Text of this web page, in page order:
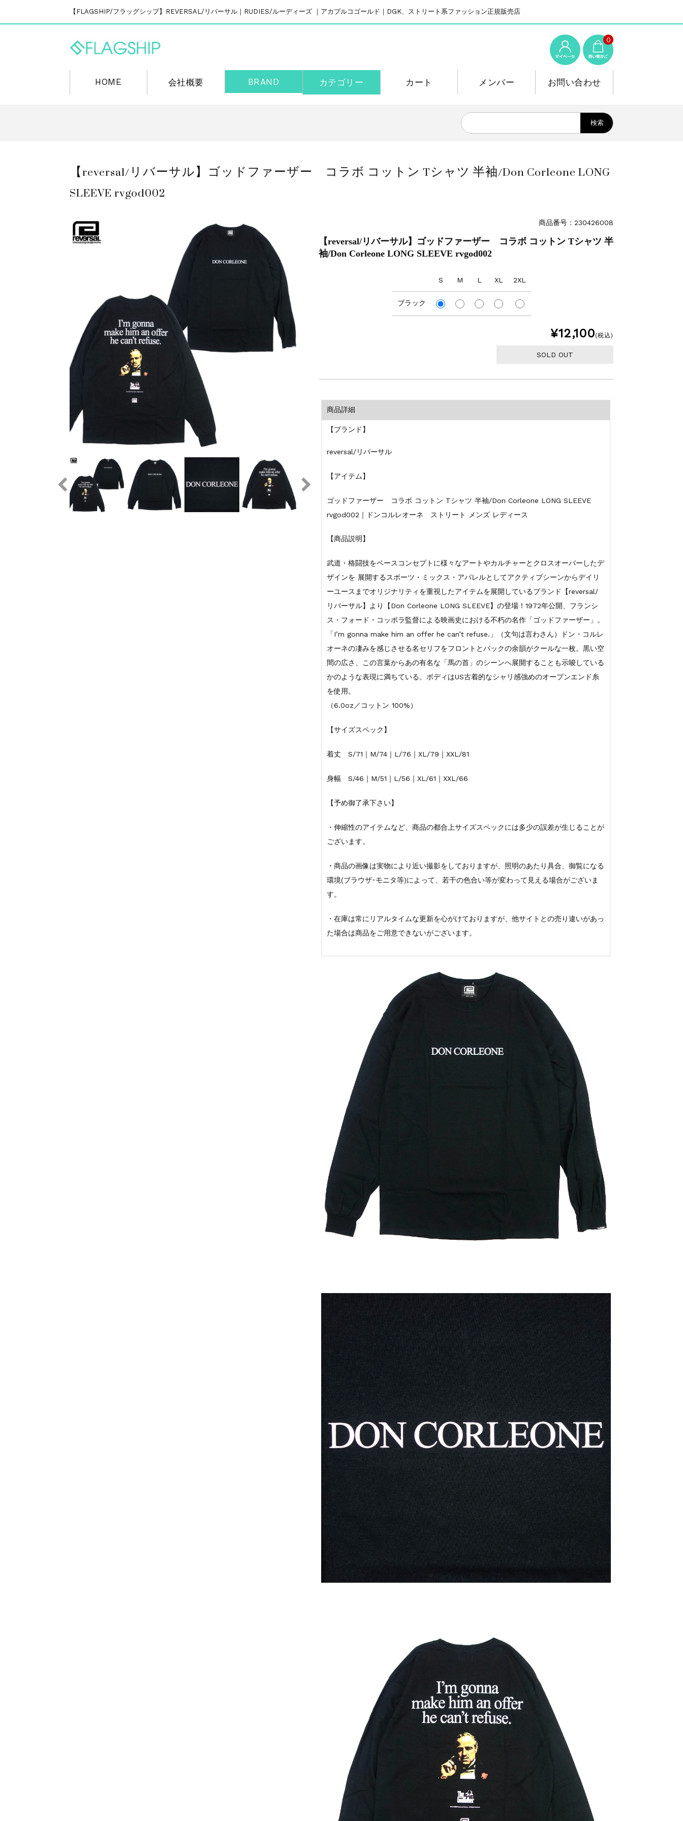
【FLAGSHIP/フラッグシップ】REVERSAL/リバーサル｜RUDIES/ルーディーズ ｜アカプルコゴールド｜DGK、ストリート系ファッション正規販売店
0
HOME 会社概要 BRAND カテゴリー カート メンバー お問い合わせ
【reversal/リバーサル】ゴッドファーザー コラボ コットン Tシャツ 半袖/Don Corleone LONG
SLEEVE rvgod002
商品番号：230426008
【reversal/リバーサル】ゴッドファーザー コラボ コットン Tシャツ 半
袖/Don Corleone LONG SLEEVE rvgod002
S M L XL 2XL
ブラック
¥12,100(税込)
SOLD OUT
商品詳細
【ブランド】
reversal/リバーサル
【アイテム】
ゴッドファーザー コラボ コットン Tシャツ 半袖/Don Corleone LONG SLEEVE
rvgod002｜ドンコルレオーネ ストリート メンズ レディース
【商品説明】
武道・格闘技をベースコンセプトに様々なアートやカルチャーとクロスオーバーしたデ
ザインを 展開するスポーツ・ミックス・アパレルとしてアクティブシーンからデイリ
ーユースまでオリジナリティを重視したアイテムを展開しているブランド【reversal/
リバーサル】より【Don Corleone LONG SLEEVE】の登場！1972年公開、フランシ
ス・フォード・コッポラ監督による映画史における不朽の名作「ゴッドファーザー」。
「I’m gonna make him an offer he can’t refuse.」（文句は言わさん）ドン・コルレ
オーネの凄みを感じさせる名セリフをフロントとバックの余韻がクールな一枚。黒い空
間の広さ、この言葉からあの有名な「馬の首」のシーンへ展開することも示唆している
かのような表現に満ちている。ボディはUS古着的なシャリ感強めのオープンエンド糸
を使用。
（6.0oz／コットン 100%）
【サイズスペック】
着丈 S/71｜M/74｜L/76｜XL/79｜XXL/81
身幅 S/46｜M/51｜L/56｜XL/61｜XXL/66
【予め御了承下さい】
・伸縮性のアイテムなど、商品の都合上サイズスペックには多少の誤差が生じることが
ございます。
・商品の画像は実物により近い撮影をしておりますが、照明のあたり具合、御覧になる
環境(ブラウザ･モニタ等)によって、若干の色合い等が変わって見える場合がございま
す。
・在庫は常にリアルタイムな更新を心がけておりますが、他サイトとの売り違いがあっ
た場合は商品をご用意できないがございます。